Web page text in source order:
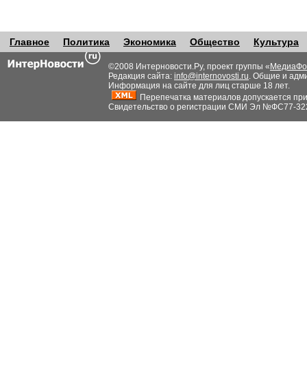
Главное Политика Экономика Общество Культура
©2008 Интерновости.Ру, проект группы «
Редакция сайта: info@internovosti.ru. Общие и
Информация на сайте для лиц старше 18 лет.
Перепечатка материалов допускается
Свидетельство о регистрации СМИ Эл №ФС77-